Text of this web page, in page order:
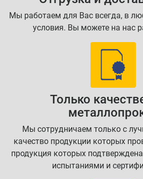
Мы работаем для Вас всегда, в
условия. Вы можете на нас
Только
Мы сотрудничаем только с
качество продукции которых
продукция которых
испытаниями и